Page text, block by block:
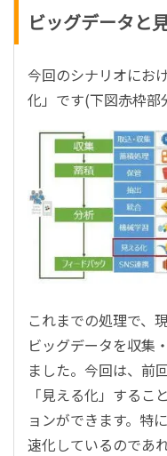
ビッグデータと
今回のシナリオにお
化」です(下図赤枠部
これまでの処理で、
ビッグデータを収集
ました。今回は、前
「見える化」するこ
ョンができます。特
速化しているのであ